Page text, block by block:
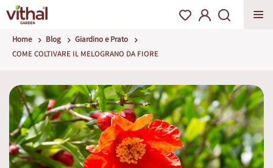
Home Blog
Giardino e Prato
COME COLTIVARE IL MELOGRANO DA FIORE